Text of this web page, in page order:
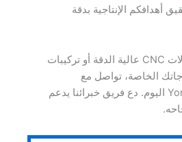
أهدافكم الإنتاجية بدقة
إذا كنت بحاجة إلى آلات CNC عالية الدقة أو تركيبات
الخاصة، تواصل مع
Yonglihao Machinery اليوم. دع فريق خبرائنا يدعم